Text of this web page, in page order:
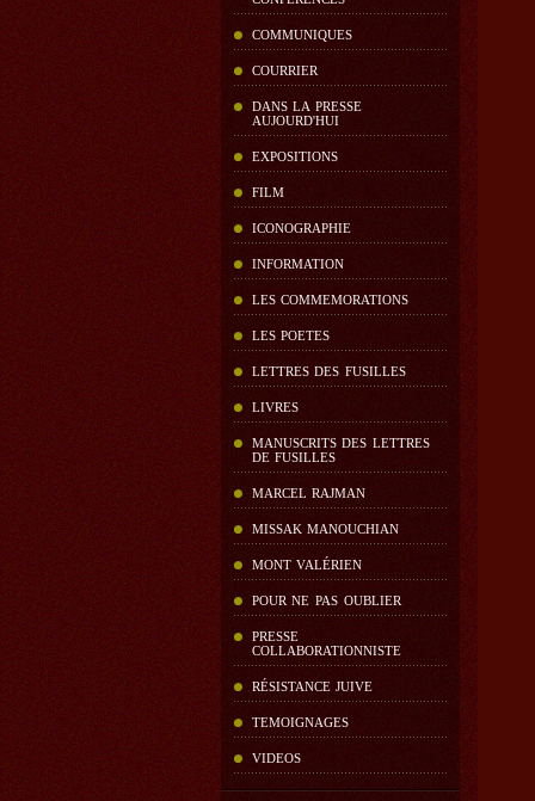
COMMUNIQUES
COURRIER
DANS LA PRESSE
AUJOURD'HUI
EXPOSITIONS
FILM
ICONOGRAPHIE
INFORMATION
LES COMMEMORATIONS
LES POETES
LETTRES DES FUSILLES
LIVRES
MANUSCRITS DES LETTRES
DE FUSILLES
MARCEL RAJMAN
MISSAK MANOUCHIAN
MONT VALÉRIEN
POUR NE PAS OUBLIER
PRESSE
COLLABORATIONNISTE
RÉSISTANCE JUIVE
TEMOIGNAGES
VIDEOS